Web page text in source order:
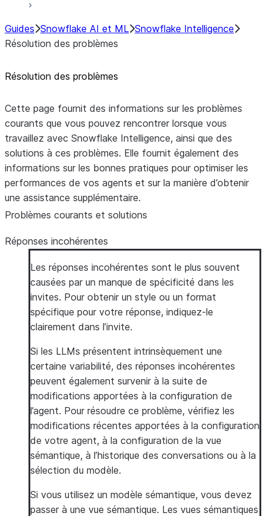
Guides Snowflake AI et ML Snowflake Intelligence
Résolution des problèmes
Résolution des problèmes
Cette page fournit des informations sur les problèmes
courants que vous pouvez rencontrer lorsque vous
travaillez avec Snowflake Intelligence, ainsi que des
solutions à ces problèmes. Elle fournit également des
informations sur les bonnes pratiques pour optimiser les
performances de vos agents et sur la manière d’obtenir
une assistance supplémentaire.
Problèmes courants et solutions
Réponses incohérentes
Les réponses incohérentes sont le plus souvent
causées par un manque de spécificité dans les
invites. Pour obtenir un style ou un format
spécifique pour votre réponse, indiquez-le
clairement dans l’invite.
Si les LLMs présentent intrinsèquement une
certaine variabilité, des réponses incohérentes
peuvent également survenir à la suite de
modifications apportées à la configuration de
l’agent. Pour résoudre ce problème, vérifiez les
modifications récentes apportées à la configuration
de votre agent, à la configuration de la vue
sémantique, à l’historique des conversations ou à la
sélection du modèle.
Si vous utilisez un modèle sémantique, vous devez
passer à une vue sémantique. Les vues sémantiques